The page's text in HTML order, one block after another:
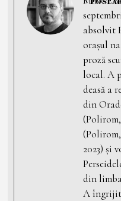
absolvit
orașul
proză
local. A
deasă a
din
2023) și
din
A îngrijit